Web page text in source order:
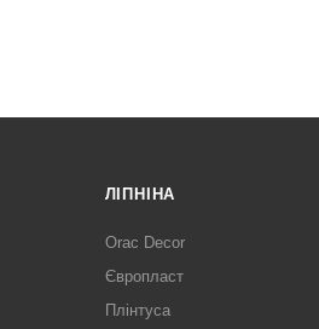
ЛІПНІНА
Orac Decor
Європласт
Плінтуса